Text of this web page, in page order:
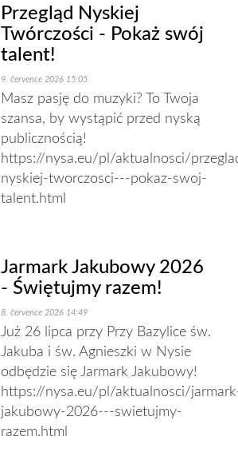
Przegląd Nyskiej
Twórczości - Pokaż swój
talent!
9. července 2026 15:05
Masz pasję do muzyki? To Twoja
szansa, by wystąpić przed nyską
publicznością!
https://nysa.eu/pl/aktualnosci/
nyskiej-tworczosci---pokaz-swoj-
talent.html
Jarmark Jakubowy 2026
- Świętujmy razem!
8. července 2026 14:49
Już 26 lipca przy Przy Bazylice św.
Jakuba i św. Agnieszki w Nysie
odbędzie się Jarmark Jakubowy!
https://nysa.eu/pl/aktualnosci/
jakubowy-2026---swietujmy-
razem.html